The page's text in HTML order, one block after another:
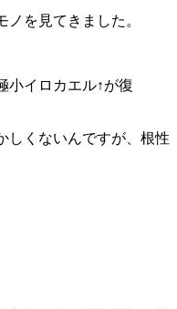
を見てきました。
小イロカエル↑が復
しくないんですが、根性